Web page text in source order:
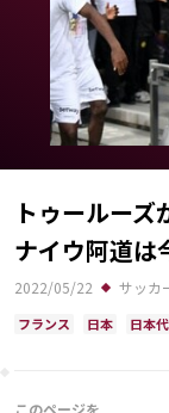
Teams
日本代表
Team Japan
日程・
Schedule
ランキン
Ranking
トゥールー
ナイウ阿道は
2022/05/22 サッカ
フランス 日本 日本